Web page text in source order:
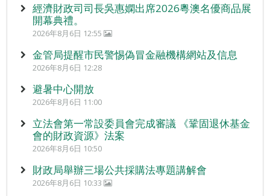
經濟財政司司長吳惠嫻出席2026粵澳名優商品展
開幕典禮。
2026年8月6日 12:55
金管局提醒市民警惕偽冒金融機構網站及信息
2026年8月6日 12:28
避暑中心開放
2026年8月6日 11:00
立法會第一常設委員會完成審議 《鞏固退休基金
會的財政資源》法案
2026年8月6日 10:50
財政局舉辦三場公共採購法專題講解會
2026年8月6日 10:33